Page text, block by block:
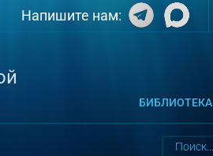
Напишите нам:
БИБЛИОТЕКА